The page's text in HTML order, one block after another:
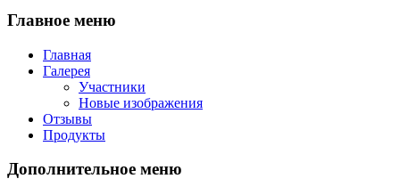
Главное меню
Главная
Галерея
Участники
Новые изображения
Отзывы
Продукты
Дополнительное меню